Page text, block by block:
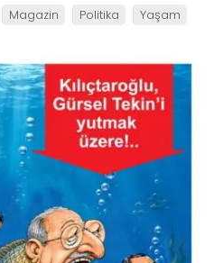
Magazin Politika Yaşam